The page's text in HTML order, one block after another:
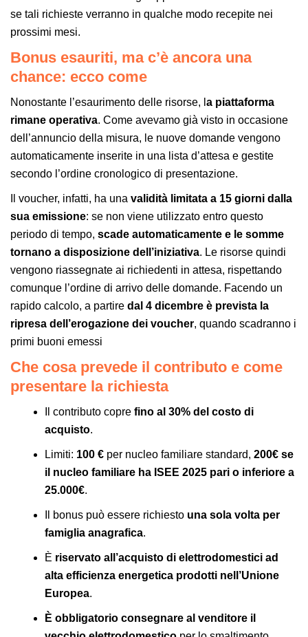
se tali richieste verranno in qualche modo recepite nei
prossimi mesi.
Bonus esauriti, ma c’è ancora una
chance: ecco come
Nonostante l’esaurimento delle risorse, l a piattaforma
rimane operativa. Come avevamo già visto in occasione
dell’annuncio della misura, le nuove domande vengono
automaticamente inserite in una lista d’attesa e gestite
secondo l’ordine cronologico di presentazione.
Il voucher, infatti, ha una validità limitata a 15 giorni dalla
sua emissione: se non viene utilizzato entro questo
periodo di tempo, scade automaticamente e le somme
tornano a disposizione dell’iniziativa. Le risorse quindi
vengono riassegnate ai richiedenti in attesa, rispettando
comunque l’ordine di arrivo delle domande. Facendo un
rapido calcolo, a partire dal 4 dicembre è prevista la
ripresa dell’erogazione dei voucher, quando scadranno i
primi buoni emessi
Che cosa prevede il contributo e come
presentare la richiesta
Il contributo copre fino al 30% del costo di
acquisto.
Limiti: 100 € per nucleo familiare standard, 200€ se
il nucleo familiare ha ISEE 2025 pari o inferiore a
25.000€.
Il bonus può essere richiesto una sola volta per
famiglia anagrafica.
È riservato all’acquisto di elettrodomestici ad
alta efficienza energetica prodotti nell’Unione
Europea.
È obbligatorio consegnare al venditore il